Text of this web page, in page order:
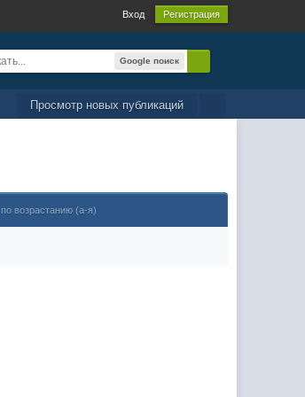
Вход Регистрация
Google поиск
Просмотр новых публикаций
по возрастанию (а-я)